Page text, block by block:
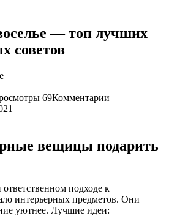
— топ лучших
советов
69Комментарии
вещицы подарить
подходе к
интерьерных предметов. Они
уютнее. Лучшие идеи: